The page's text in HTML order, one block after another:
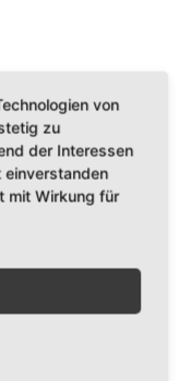
von
zu
der Interessen
einverstanden
mit Wirkung für